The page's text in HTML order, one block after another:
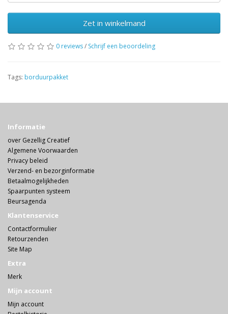
Zet in winkelmand
0 reviews/ Schrijf een beoordeling
Tags: borduurpakket
Informatie
over Gezellig Creatief
Algemene Voorwaarden
Privacy beleid
Verzend- en bezorginformatie
Betaalmogelijkheden
Spaarpunten systeem
Beursagenda
Klantenservice
Contactformulier
Retourzenden
Site Map
Extra
Merk
Mijn account
Mijn account